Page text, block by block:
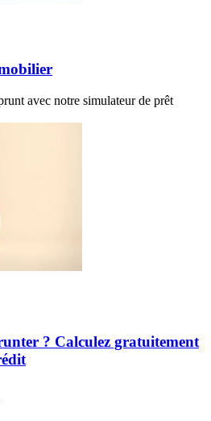
avec notre simulateur de prêt
? Calculez gratuitement